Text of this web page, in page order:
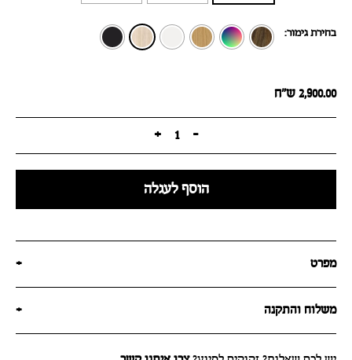
בחירת גימור:
2,900.00 ש״ח
-
1
+
הוסף לעגלה
מפרט +
משלוח והתקנה +